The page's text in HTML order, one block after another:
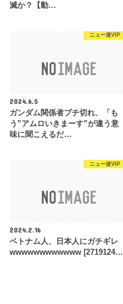
滅か？【動…
ニュー速VIP
2024.6.5
ガンダム関係者ブチ切れ、「も
う”アムロいきまーす”が違う意
味に聞こえるだ…
ニュー速VIP
2024.2.16
ベトナム人、日本人にガチギレ
wwwwwwwwwwww [2719124…